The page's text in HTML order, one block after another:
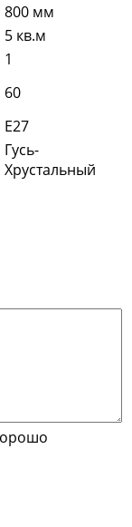
800 мм
5 кв.м
1
60
E27
Гусь-
Хрустальный